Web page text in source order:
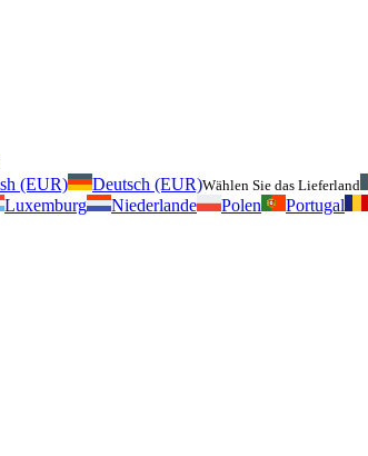
(EUR) Deutsch (EUR)Wählen Sie das Lieferland
Luxemburg Niederlande Polen Portugal